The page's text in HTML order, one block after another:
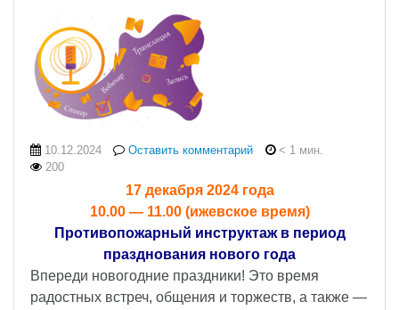
10.12.2024 Оставить комментарий
< 1 мин.
200
17 декабря 2024 года
10.00 — 11.00 (ижевское время)
Противопожарный инструктаж в период
празднования нового года
Впереди новогодние праздники! Это время
радостных встреч, общения и торжеств, а также —